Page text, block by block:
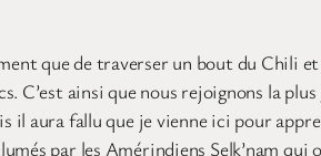
que de traverser un bout du Chili
ainsi que nous rejoignons la plus
il aura fallu que je vienne ici pour
par les Amérindiens Selk’nam qui